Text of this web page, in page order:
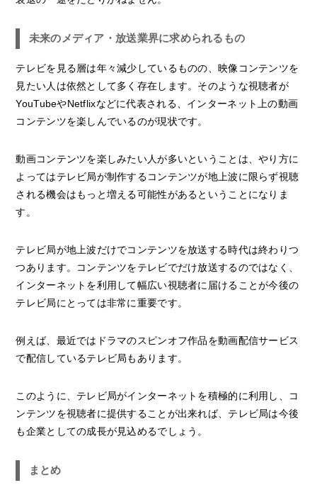
未来のメディア・放送業界に求められるもの
テレビを見る層は年々減少しているものの、映像コンテンツを
見たい人は依然として多く存在します。そのような視聴者が
YouTubeやNetflixなどに代表される、インターネット上の動画
コンテンツを楽しんでいるのが現状です。
動画コンテンツを楽しみたい人が多いということは、やり方に
よってはテレビ局が制作するコンテンツが地上波に限らず視聴
される機会はもっと増える可能性があるということになりま
す。
テレビ局が地上波だけでコンテンツを放送する時代は終わりつ
つあります。コンテンツをテレビでだけ放送するのではなく、
インターネットを利用して幅広い視聴者に届けることが今後の
テレビ局にとっては非常に重要です。
例えば、最近ではドラマのスピンオフ作品を動画配信サービス
で配信しているテレビ局もあります。
このように、テレビ局がインターネットを積極的に利用し、コ
ンテンツを視聴者に提供することが出来れば、テレビ局は今後
も企業としての成長が見込めるでしょう。
まとめ